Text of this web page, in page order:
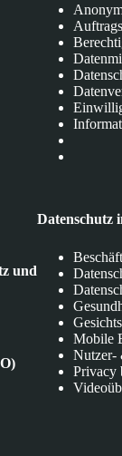
und
Datenschutz
Mobile
Nutzer-
Privacy